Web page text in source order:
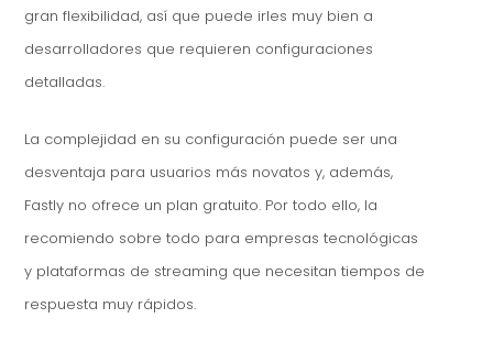
gran flexibilidad, así que puede irles muy bien a
desarrolladores que requieren configuraciones
detalladas.
La complejidad en su configuración puede ser una
desventaja para usuarios más novatos y, además,
Fastly no ofrece un plan gratuito. Por todo ello, la
recomiendo sobre todo para empresas tecnológicas
y plataformas de streaming que necesitan tiempos de
respuesta muy rápidos.